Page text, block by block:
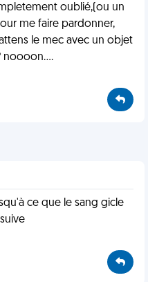
oublié,(ou un
me faire pardonner,
le mec avec un objet
noooon....
ce que le sang gicle